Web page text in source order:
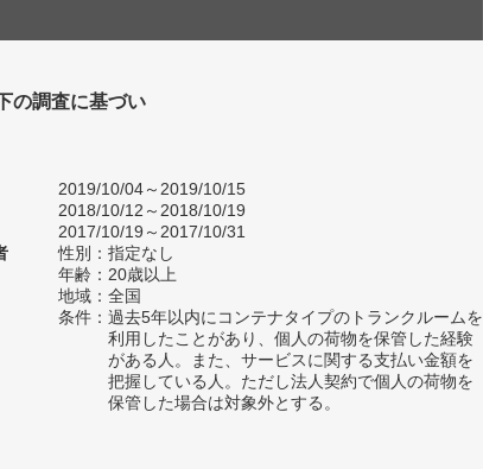
の調査に基づい
2019/10/04～2019/10/15
2018/10/12～2018/10/19
2017/10/19～2017/10/31
性別：指定なし
年齢：20歳以上
地域：全国
条件：過去5年以内にコンテナタイプのトランクルームを
利用したことがあり、個人の荷物を保管した経験
がある人。また、サービスに関する支払い金額を
把握している人。ただし法人契約で個人の荷物を
保管した場合は対象外とする。